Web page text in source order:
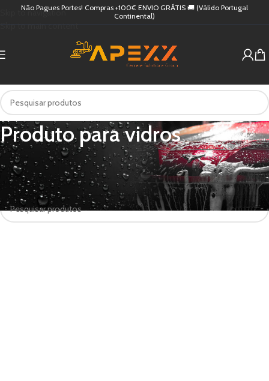
Skip to navigation
Não Pagues Portes! Compras +100€ ENVIO GRÁTIS 🚚 (Válido Portugal
Continental)
Produto para vidros
Início Produtos etiquetados com “Produto para vidros”
Não foram encontrados produtos correspondentes à sua pesquisa.